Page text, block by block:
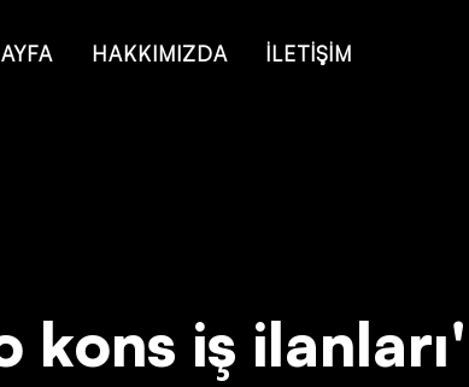
is deprecated in/home/konsmenajericom/
HAKKIMIZDA İLETİŞİM
kons iş